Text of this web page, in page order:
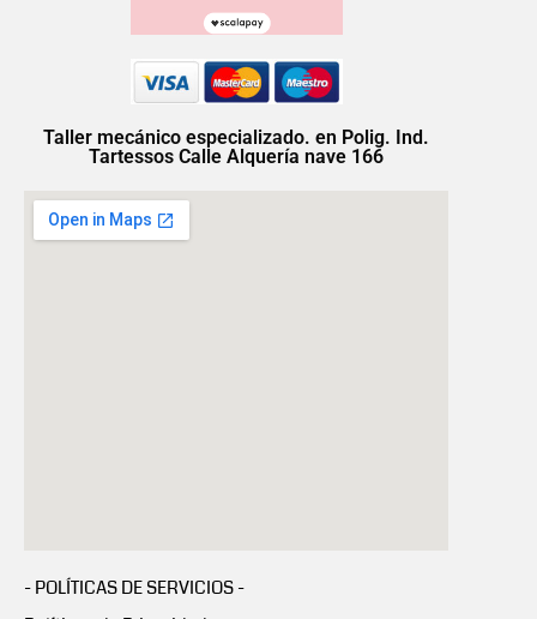
Taller mecánico especializado. en Polig. Ind.
Tartessos Calle Alquería nave 166
- POLÍTICAS DE SERVICIOS -